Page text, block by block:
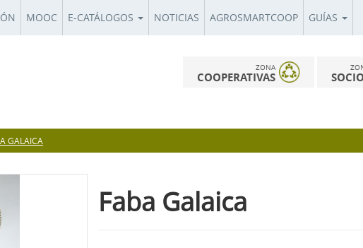
MOOC E-CATÁLOGOS NOTICIAS AGROSMARTCOOP GUÍAS
ZONA
COOPERATIVAS
GALAICA
Faba Galaica